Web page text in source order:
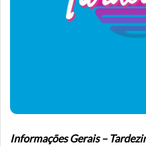
Informações Gerais –